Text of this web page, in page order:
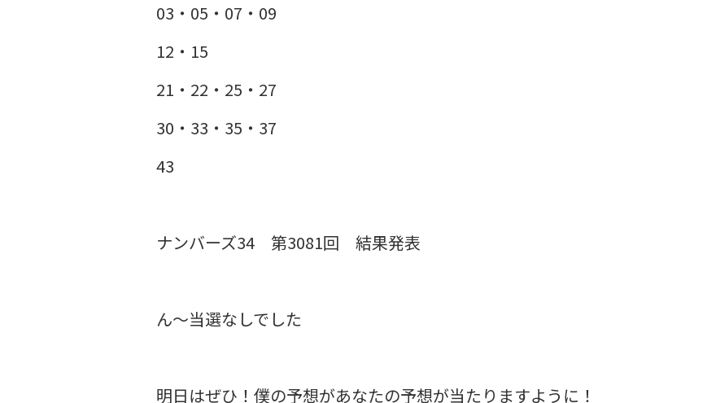
03・05・07・09
12・15
21・22・25・27
30・33・35・37
43
ナンバーズ34 第3081回 結果発表
ん～当選なしでした
明日はぜひ！僕の予想があなたの予想が当たりますように！